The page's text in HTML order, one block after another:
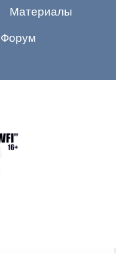
Материалы
Форум